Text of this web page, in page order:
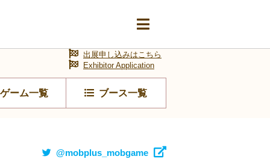
ゲーム一覧 ブース一覧
出展申し込みはこちら
Exhibitor Application
@mobplus_mobgame